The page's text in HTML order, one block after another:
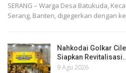
SERANG – Warga Desa Batukuda,
Serang, Banten, digegerkan dengan
Nahkodai Golkar
Siapkan
9 Agu 2026